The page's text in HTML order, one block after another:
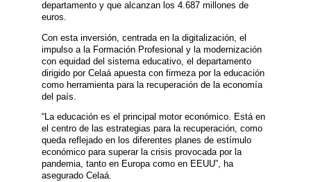
departamento y que alcanzan los 4.687 millones de
euros.
Con esta inversión, centrada en la digitalización, el
impulso a la Formación Profesional y la modernización
con equidad del sistema educativo, el departamento
dirigido por Celaá apuesta con firmeza por la educación
como herramienta para la recuperación de la economía
del país.
“La educación es el principal motor económico. Está en
el centro de las estrategias para la recuperación, como
queda reflejado en los diferentes planes de estímulo
económico para superar la crisis provocada por la
pandemia, tanto en Europa como en EEUU”, ha
asegurado Celaá.